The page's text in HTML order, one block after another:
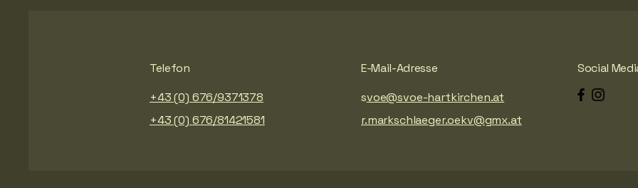
Telefon
+43 (0) 676/9371378
+43 (0) 676/81421581
E-Mail-Adresse
svoe@svoe-hartkirchen.at
r.markschlaeger.oekv@gmx.at
Social